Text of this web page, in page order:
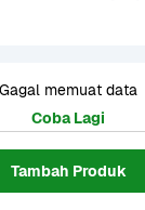
Tambah Produk
Gagal memuat data
Coba Lagi